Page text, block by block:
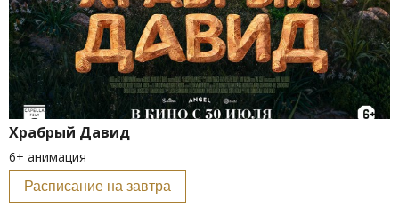
Храбрый Давид
6+ анимация
Расписание на завтра